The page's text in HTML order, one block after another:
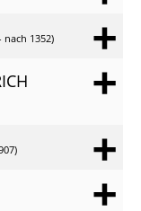
nach 1352)